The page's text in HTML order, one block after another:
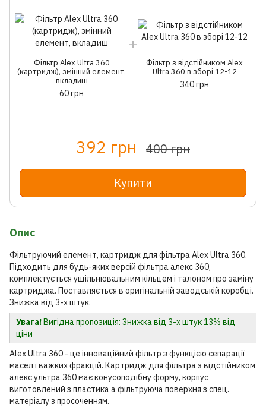
Фільтр Alex Ultra 360
(картридж), змінний елемент,
вкладиш
60 грн
Фільтр з відстійником Alex
Ultra 360 в зборі 12-12
340 грн
392 грн 400 грн
Купити
Опис
Фільтруючий елемент, картридж для фільтра Alex Ultra 360.
Підходить для будь-яких версій фільтра алекс 360,
комплектується ущільнювальним кільцем і талоном про заміну
картриджа. Поставляється в оригінальній заводській коробці.
Знижка від 3-х штук.
Увага!Вигідна пропозиція: Знижка від 3-х штук 13% від
ціни
Alex Ultra 360 - це інноваційний фільтр з функцією сепарації
масел і важких фракцій. Картридж для фільтра з відстійником
алекс ультра 360 має конусоподібну форму, корпус
виготовлений з пластика а фільтруюча поверхня з спец.
матеріалу з просоченням.